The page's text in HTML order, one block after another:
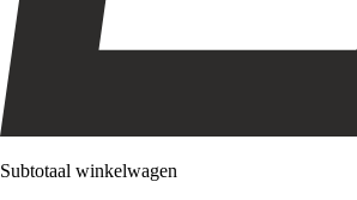
Subtotaal winkelwagen